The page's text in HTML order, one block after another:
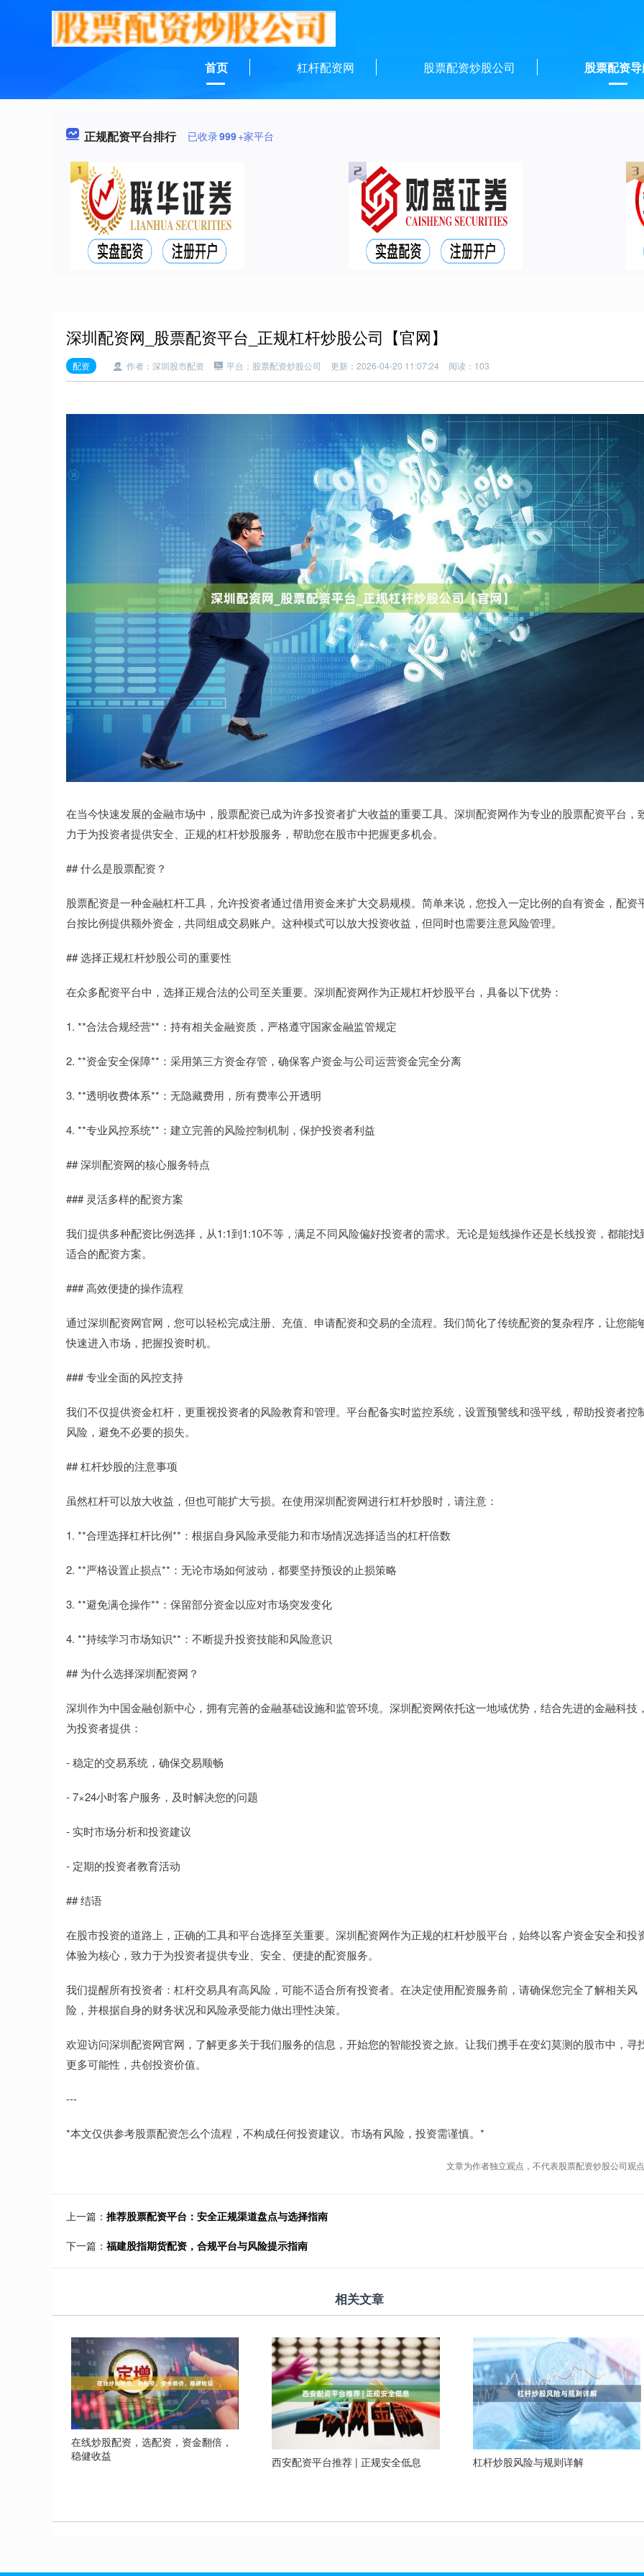
首页 杠杆配资网 股票配资炒股公司 股票配资
正规配资平台排行 已收录999+家平台
深圳配资网_股票配资平台_正规杠杆炒股公司【官网】
配资 作者：深圳股市配资 平台：股票配资炒股公司 更新：2026-04-20 11:07:24 阅读：103
在当今快速发展的金融市场中，股票配资已成为许多投资者扩大收益的重要工具。深圳配资网作为专业的股票配资平台，
力于为投资者提供安全、正规的杠杆炒股服务，帮助您在股市中把握更多机会。
## 什么是股票配资？
股票配资是一种金融杠杆工具，允许投资者通过借用资金来扩大交易规模。简单来说，您投入一定比例的自有资金，配资
台按比例提供额外资金，共同组成交易账户。这种模式可以放大投资收益，但同时也需要注意风险管理。
## 选择正规杠杆炒股公司的重要性
在众多配资平台中，选择正规合法的公司至关重要。深圳配资网作为正规杠杆炒股平台，具备以下优势：
1. **合法合规经营**：持有相关金融资质，严格遵守国家金融监管规定
2. **资金安全保障**：采用第三方资金存管，确保客户资金与公司运营资金完全分离
3. **透明收费体系**：无隐藏费用，所有费率公开透明
4. **专业风控系统**：建立完善的风险控制机制，保护投资者利益
## 深圳配资网的核心服务特点
### 灵活多样的配资方案
我们提供多种配资比例选择，从1:1到1:10不等，满足不同风险偏好投资者的需求。无论是短线操作还是长线投资，都能找
适合的配资方案。
### 高效便捷的操作流程
通过深圳配资网官网，您可以轻松完成注册、充值、申请配资和交易的全流程。我们简化了传统配资的复杂程序，让您能
快速进入市场，把握投资时机。
### 专业全面的风控支持
我们不仅提供资金杠杆，更重视投资者的风险教育和管理。平台配备实时监控系统，设置预警线和强平线，帮助投资者控
风险，避免不必要的损失。
## 杠杆炒股的注意事项
虽然杠杆可以放大收益，但也可能扩大亏损。在使用深圳配资网进行杠杆炒股时，请注意：
1. **合理选择杠杆比例**：根据自身风险承受能力和市场情况选择适当的杠杆倍数
2. **严格设置止损点**：无论市场如何波动，都要坚持预设的止损策略
3. **避免满仓操作**：保留部分资金以应对市场突发变化
4. **持续学习市场知识**：不断提升投资技能和风险意识
## 为什么选择深圳配资网？
深圳作为中国金融创新中心，拥有完善的金融基础设施和监管环境。深圳配资网依托这一地域优势，结合先进的金融科技
为投资者提供：
- 稳定的交易系统，确保交易顺畅
- 7×24小时客户服务，及时解决您的问题
- 实时市场分析和投资建议
- 定期的投资者教育活动
## 结语
在股市投资的道路上，正确的工具和平台选择至关重要。深圳配资网作为正规的杠杆炒股平台，始终以客户资金安全和投
体验为核心，致力于为投资者提供专业、安全、便捷的配资服务。
我们提醒所有投资者：杠杆交易具有高风险，可能不适合所有投资者。在决定使用配资服务前，请确保您完全了解相关风
险，并根据自身的财务状况和风险承受能力做出理性决策。
欢迎访问深圳配资网官网，了解更多关于我们服务的信息，开始您的智能投资之旅。让我们携手在变幻莫测的股市中，寻
更多可能性，共创投资价值。
---
*本文仅供参考股票配资怎么个流程，不构成任何投资建议。市场有风险，投资需谨慎。*
文章为作者独立观点，不代表股票配资炒股公司观点
上一篇： 推荐股票配资平台：安全正规渠道盘点与选择指南
下一篇： 福建股指期货配资，合规平台与风险提示指南
相关文章
在线炒股配资，选配资，资金翻倍，
稳健收益
西安配资平台推荐 | 正规安全低息 杠杆炒股风险与规则详解